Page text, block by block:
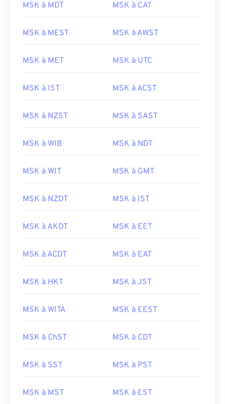
MSK à MDT MSK à CAT
MSK à MEST MSK à AWST
MSK à MET MSK à UTC
MSK à IST MSK à ACST
MSK à NZST MSK à SAST
MSK à WIB MSK à NDT
MSK à WIT MSK à GMT
MSK à NZDT MSK à IST
MSK à AKDT MSK à EET
MSK à ACDT MSK à EAT
MSK à HKT MSK à JST
MSK à WITA MSK à EEST
MSK à ChST MSK à CDT
MSK à SST MSK à PST
MSK à MST MSK à EST